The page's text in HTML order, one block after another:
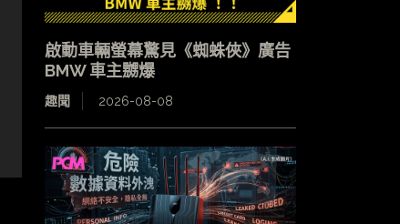
啟動車輛螢幕驚見《蜘蛛俠》廣告
BMW 車主嬲爆
趣聞 2026-08-08